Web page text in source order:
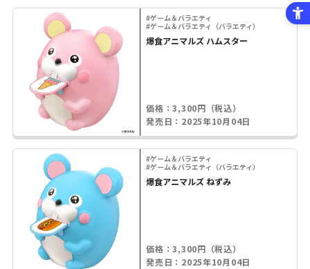
#ゲーム＆バラエティ
#ゲーム＆バラエティ（バラエティ）
爆食アニマルズ ハムスター
価格：3,300円（税込）
発売日：2025年10月04日
#ゲーム＆バラエティ
#ゲーム＆バラエティ（バラエティ）
爆食アニマルズ ねずみ
価格：3,300円（税込）
発売日：2025年10月04日